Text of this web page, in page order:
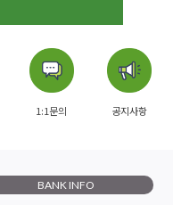
1:1문의 공지사항
BANK INFO